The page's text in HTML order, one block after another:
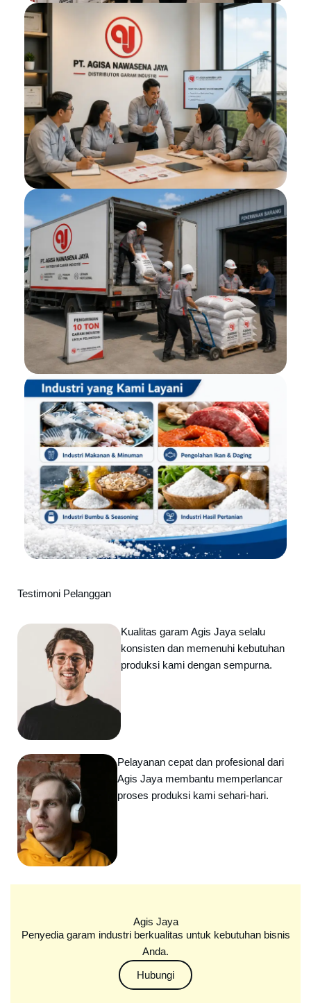
Testimoni Pelanggan
Kualitas garam Agis Jaya selalu
konsisten dan memenuhi kebutuhan
produksi kami dengan sempurna.
Pelayanan cepat dan profesional dari
Agis Jaya membantu memperlancar
proses produksi kami sehari-hari.
Agis Jaya
Penyedia garam industri berkualitas untuk kebutuhan bisnis
Anda.
Hubungi